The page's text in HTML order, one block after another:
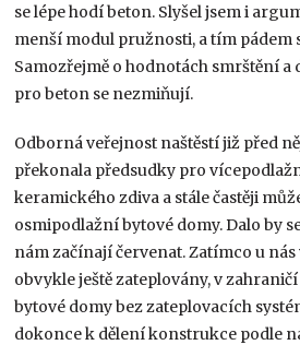
se lépe hodí beton. Slyšel jsem i
menší modul pružnosti, a tím pádem
Samozřejmě o hodnotách smrštění
pro beton se nezmiňují.
Odborná veřejnost naštěstí již před
překonala předsudky pro
keramického zdiva a stále častěji
osmipodlažní bytové domy. Dalo by
nám začínají červenat. Zatímco u nás
obvykle ještě zateplovány, v
bytové domy bez zateplovacích
dokonce k dělení konstrukce podle